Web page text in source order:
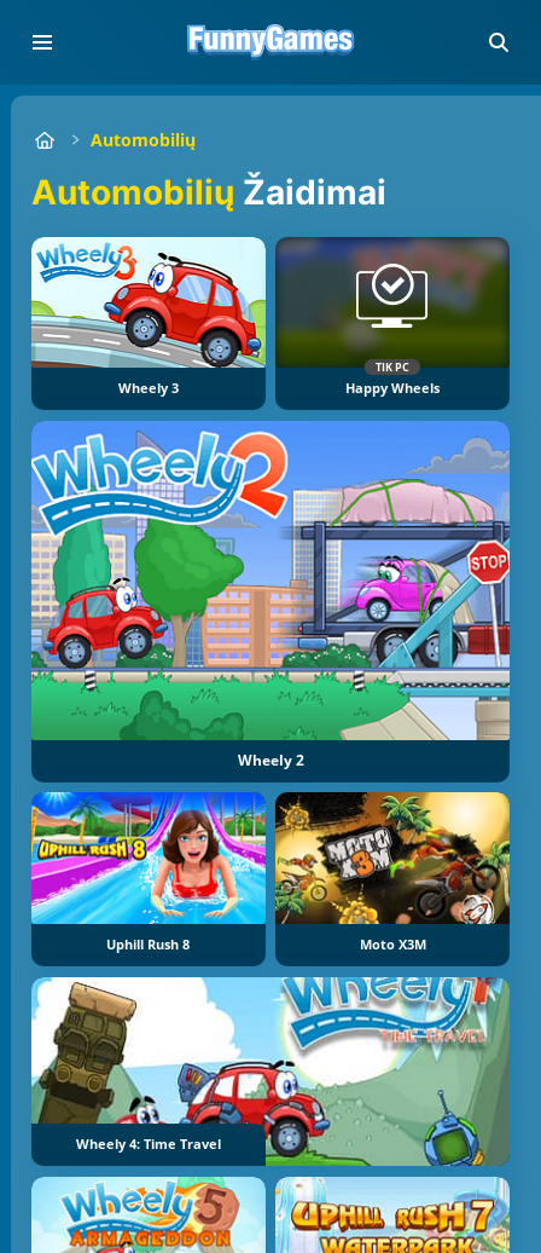
Automobilių
Automobilių Žaidimai
Wheely 3
TIK PC
Happy Wheels
Wheely 2
Uphill Rush 8 Moto X3M
Wheely 4: Time Travel